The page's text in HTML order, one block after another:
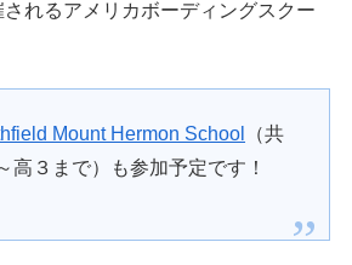
れるアメリカボーディングスクー
Mount Hermon School
（共
高３まで）も参加予定です！